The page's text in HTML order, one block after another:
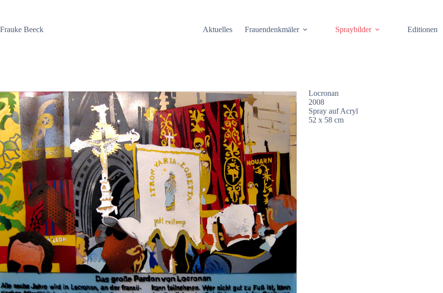
Frauke Beeck
Aktuelles Frauendenkmäler Spraybilder Editionen
Locronan
2008
Spray auf Acryl
52 x 58 cm